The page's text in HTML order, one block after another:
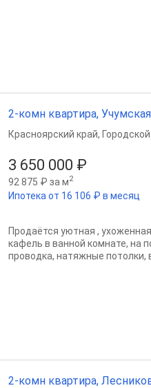
2-комн квартира,
3 650 000 ₽
92 875 ₽ за м2
Ипотека от 16 106 ₽ в месяц
Красноярский край,
Продаётся уютная ,
кафель в ванной комнате, на
проводка, натяжные потолки,
2-комн квартира,